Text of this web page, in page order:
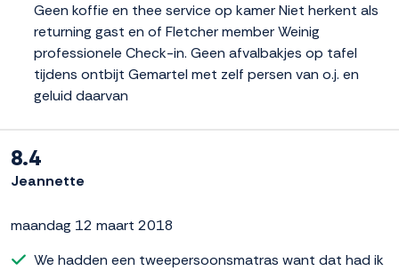
Geen koffie en thee service op kamer Niet herkent als
returning gast en of Fletcher member Weinig
professionele Check-in. Geen afvalbakjes op tafel
tijdens ontbijt Gemartel met zelf persen van o.j. en
geluid daarvan
8.4
Jeannette
maandag 12 maart 2018
We hadden een tweepersoonsmatras want dat had ik